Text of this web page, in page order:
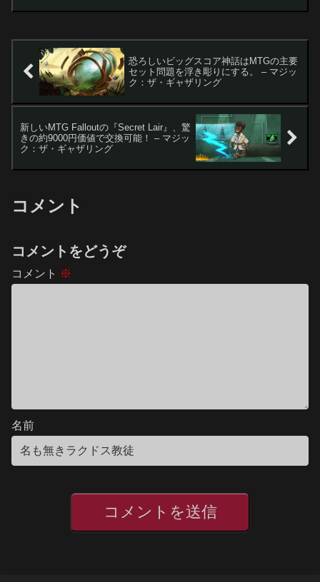
恐ろしいビッグスコア神話はMTGの主要
セット問題を浮き彫りにする。 – マジッ
ク：ザ・ギャザリング
新しいMTG Falloutの『Secret Lair』、驚
きの約9000円価値で交換可能！ – マジッ
ク：ザ・ギャザリング
コメント
コメントをどうぞ
コメント ※
名前